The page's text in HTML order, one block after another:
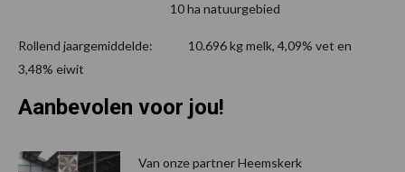
10 ha natuurgebied
Rollend jaargemiddelde: 10.696 kg melk, 4,09% vet en
3,48% eiwit
Aanbevolen voor jou!
Van onze partner Heemskerk